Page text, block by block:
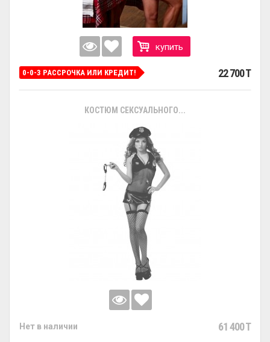
купить
0-0-3 РАССРОЧКА ИЛИ КРЕДИТ! 22 700 T
КОСТЮМ СЕКСУАЛЬНОГО...
Нет в наличии 61 400 T